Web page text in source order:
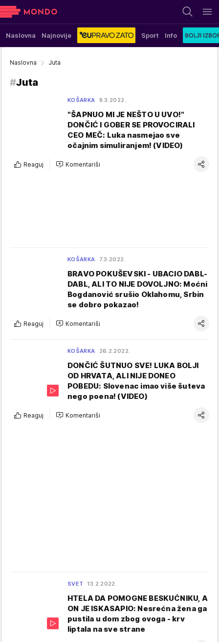
Naslovna Najnovije Sport Info
Naslovna Juta
#Juta
KOŠARKA 8.3.2022.
"ŠAPNUO MI JE NEŠTO U UVO!"
DONČIĆ I GOBER SE PROVOCIRALI
CEO MEČ: Luka nasmejao sve
očajnim simuliranjem! (VIDEO)
Reaguj Komentariši
KOŠARKA 7.3.2022.
BRAVO POKUŠEVSKI - UBACIO DABL-
DABL, ALI TO NIJE DOVOLJNO: Moćni
Bogdanović srušio Oklahomu, Srbin
se dobro pokazao!
Reaguj Komentariši
KOŠARKA 26.2.2022.
DONČIĆ ŠUTNUO SVE! LUKA BOLJI
OD HRVATA, ALI NIJE DONEO
POBEDU: Slovenac imao više šuteva
nego poena! (VIDEO)
Reaguj Komentariši
SVET 13.2.2022.
HTELA DA POMOGNE BESKUĆNIKU, A
ON JE ISKASAPIO: Nesrećna žena ga
pustila u dom zbog ovoga - krv
liptala na sve strane